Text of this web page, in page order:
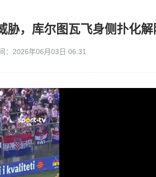
胁，库尔图瓦飞身侧扑化解
：2026年06月03日 06:31